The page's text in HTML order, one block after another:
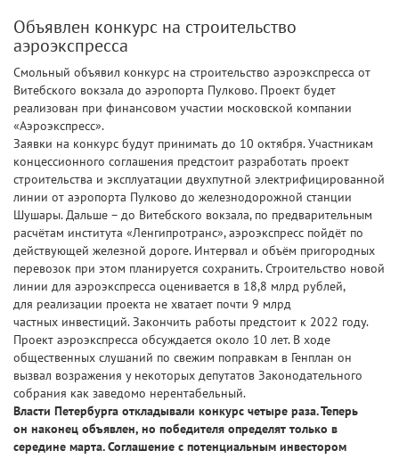
Объявлен конкурс на строительство
аэроэкспресса
Смольный объявил конкурс на строительство аэроэкспресса от
Витебского вокзала до аэропорта Пулково. Проект будет
реализован при финансовом участии московской компании
«Аэроэкспресс».
Заявки на конкурс будут принимать до 10 октября. Участникам
концессионного соглашения предстоит разработать проект
строительства и эксплуатации двухпутной электрифицированной
линии от аэропорта Пулково до железнодорожной станции
Шушары. Дальше – до Витебского вокзала, по предварительным
расчётам института «Ленгипротранс», аэроэкспресс пойдёт по
действующей железной дороге. Интервал и объём пригородных
перевозок при этом планируется сохранить. Строительство новой
линии для аэроэкспресса оценивается в 18,8 млрд рублей,
для реализации проекта не хватает почти 9 млрд
частных инвестиций. Закончить работы предстоит к 2022 году.
Проект аэроэкспресса обсуждается около 10 лет. В ходе
общественных слушаний по свежим поправкам в Генплан он
вызвал возражения у некоторых депутатов Законодательного
собрания как заведомо нерентабельный.
Власти Петербурга откладывали конкурс четыре раза. Теперь
он наконец объявлен, но победителя определят только в
середине марта. Соглашение с потенциальным инвестором